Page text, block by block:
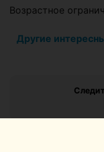
Возрастное
Другие